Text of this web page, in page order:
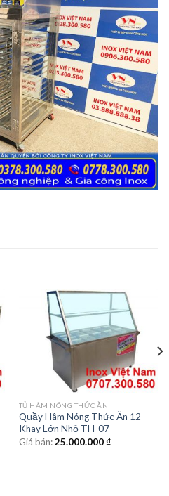
TỦ HÂM NÓNG THỨC ĂN
Quầy Hâm Nóng Thức Ăn 12
Khay Lớn Nhỏ TH-07
Giá bán:25.000.000₫